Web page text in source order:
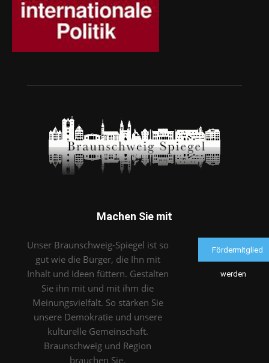
Machen Sie mit
Unser Braunschweig-Spiegel ist so
gut wie die Bürger, die Ihn mit
Inhalt und Ideen füttern. Gestalten
Sie ihn mit und mit ihm die
Meinungsvielfalt. So stärken Sie
unsere Demokratie und unsere
kulturelle Gemeinschaft.
Braunschweig und Region
brauchen Sie.
Fördermitglied
werden